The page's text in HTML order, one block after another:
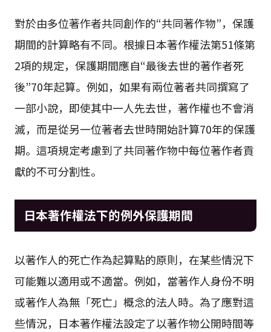
對於由多位著作者共同創作的“共同著作物”，保護
期間的計算略有不同。根據日本著作權法第51條第
2項的規定，保護期間應自“最後去世的著作者死
後”70年起算。例如，如果有兩位著者共同撰寫了
一部小說，即使其中一人先去世，著作權也不會消
滅，而是從另一位著者去世時開始計算70年的保護
期。這項規定考慮到了共同著作物中每位著作者貢
獻的不可分割性。
日本著作權法下的例外保護期間
以著作人的死亡作為起算點的原則，在某些情況下
可能難以適用或不適當。例如，當著作人身份不明
或著作人為無「死亡」概念的法人時。為了應對這
些情況，日本著作權法設定了以著作物公開時間等